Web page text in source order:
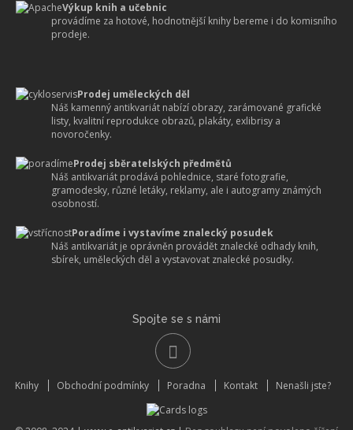
Výkup knih a učebnic
provádíme za hotové, hodnotnější knihy bereme i do komisního
prodeje.
Prodej uměleckých děl
Náš kamenný antikvariát nabízí obrazy, zarámované grafické
listy, kvalitní reprodukce obrazů, plakáty, exlibrisy a
novoročenky.
Prodej sběratelských předmětů
Náš antikvariát prodává pohlednice, staré fotografie,
gramodesky, různé letáky, reklamy, ale i autogramy známých
osobností.
Poradíme i vystavíme znalecký posudek
Náš antikvariát je oprávněn provádět znalecké odhady knih,
sbírek, uměleckých děl a vystavovat znalecké posudky.
Spojte se s námi
Knihy Obchodní podmínky Poradna Kontakt Nenašli jste?